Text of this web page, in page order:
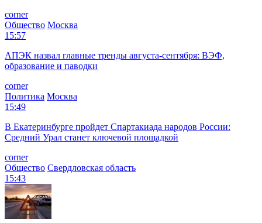
corner
Общество Москва
15:57
АПЭК назвал главные тренды августа-сентября: ВЭФ,
образование и паводки
corner
Политика Москва
15:49
В Екатеринбурге пройдет Спартакиада народов России:
Средний Урал станет ключевой площадкой
corner
Общество Свердловская область
15:43